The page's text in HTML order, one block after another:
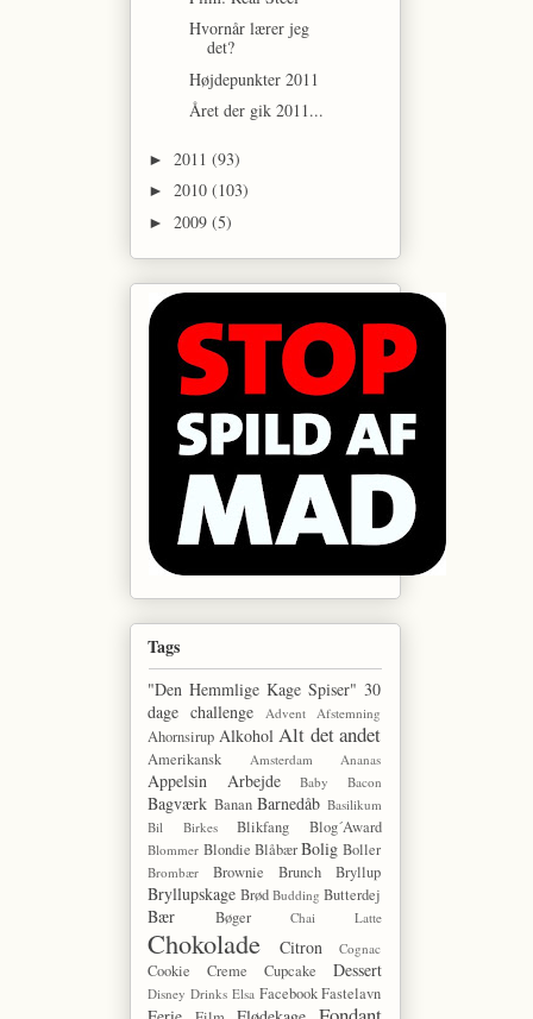
Hvornår lærer jeg
det?
Højdepunkter 2011
Året der gik 2011...
►2011(93)
►2010(103)
►2009(5)
Tags
"Den Hemmlige Kage Spiser" 30
dage challenge
Advent Afstemning
Ahornsirup Alkohol Alt det andet
Amerikansk Amsterdam Ananas
Appelsin Arbejde Baby Bacon
Bagværk Banan Barnedåb Basilikum
Bil
Birkes Blikfang Blog´Award
Blommer Blondie BlåbærBolig Boller
Brombær Brownie Brunch Bryllup
Bryllupskage Brød Budding Butterdej
Bær Bøger Chai Latte
Chokolade Citron Cognac
Cookie Creme Cupcake Dessert
Disney Drinks Elsa Facebook Fastelavn